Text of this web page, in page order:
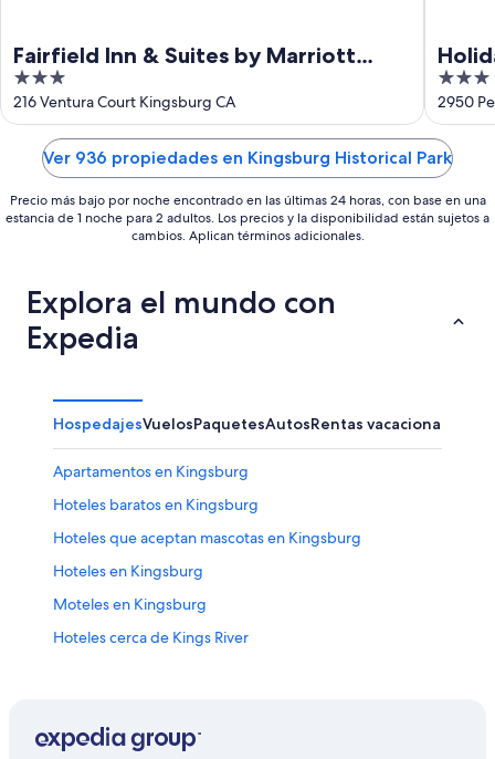
Fairfield Inn & Suites by Marriott
Selma Kingsburg
3
out
of
216 Ventura Court Kingsburg CA
3
out
of
5
2950
Ver 936 propiedades en Kingsburg Historical Park
Precio más bajo por noche encontrado en las últimas 24 horas, con base en una
estancia de 1 noche para 2 adultos. Los precios y la disponibilidad están sujetos a
cambios. Aplican términos adicionales.
Explora el mundo con
Expedia
HospedajesVuelosPaquetesAutosRentas vacacionales
Apartamentos en Kingsburg
Hoteles baratos en Kingsburg
Hoteles que aceptan mascotas en Kingsburg
Hoteles en Kingsburg
Moteles en Kingsburg
Hoteles cerca de Kings River
Hoteles baratos en Reedley